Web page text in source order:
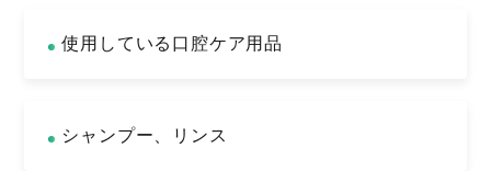
使用している口腔ケア用品
シャンプー、リンス